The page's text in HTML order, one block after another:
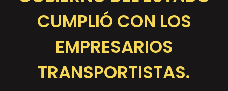
CUMPLIÓ CON LOS
EMPRESARIOS
TRANSPORTISTAS.